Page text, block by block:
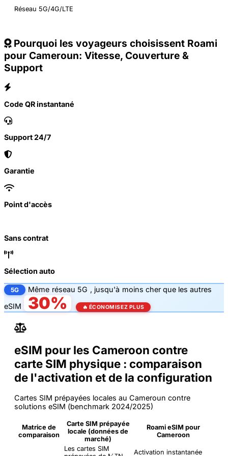
Réseau 5G/4G/LTE
Pourquoi les voyageurs choisissent Roami
pour Cameroun: Vitesse, Couverture &
Support
Code QR instantané
Support 24/7
Garantie
Point d'accès
Sans contrat
Sélection auto
5G Même réseau 5G , jusqu'à moins cher que les autres
eSIM
30% 🔥 ÉCONOMISEZ PLUS
eSIM pour les Cameroon contre
carte SIM physique : comparaison
de l'activation et de la configuration
Cartes SIM prépayées locales au Cameroun contre
solutions eSIM (benchmark 2024/2025)
Matrice de
comparaison
Carte SIM prépayée
locale (données de
marché)
Roami eSIM pour
Cameroon
Les cartes SIM
Activation instantanée